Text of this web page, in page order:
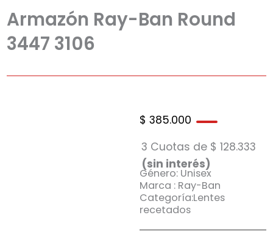
Armazón Ray-Ban Round
3447 3106
$ 385.000
3 Cuotas de $ 128.333
(sin interés)
Género: Unisex
Marca : Ray-Ban
Categoría:Lentes
recetados